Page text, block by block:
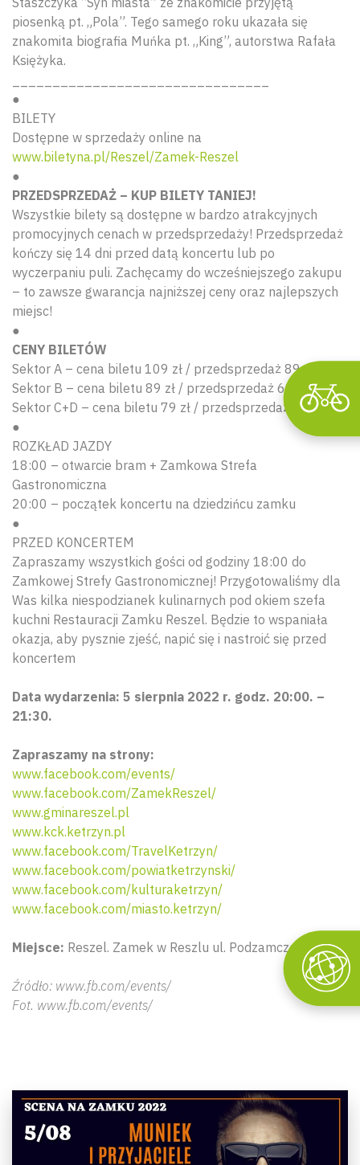
piosenką pt. „Pola”. Tego samego roku ukazała się
znakomita biografia Muńka pt. „King”, autorstwa Rafała
Księżyka.
●
BILETY
Dostępne w sprzedaży online na
www.biletyna.pl/Reszel/Zamek-Reszel
●
PRZEDSPRZEDAŻ – KUP BILETY TANIEJ!
Wszystkie bilety są dostępne w bardzo atrakcyjnych
promocyjnych cenach w przedsprzedaży! Przedsprzedaż
kończy się 14 dni przed datą koncertu lub po
wyczerpaniu puli. Zachęcamy do wcześniejszego zakupu
– to zawsze gwarancja najniższej ceny oraz najlepszych
miejsc!
●
CENY BILETÓW
Sektor A – cena biletu 109 zł / przedsprzedaż 89 zł
Sektor B – cena biletu 89 zł / przedsprzedaż 69 zł
Sektor C+D – cena biletu 79 zł / przedsprzedaż 59 zł
●
ROZKŁAD JAZDY
18:00 – otwarcie bram + Zamkowa Strefa
Gastronomiczna
20:00 – początek koncertu na dziedzińcu zamku
●
PRZED KONCERTEM
Zapraszamy wszystkich gości od godziny 18:00 do
Zamkowej Strefy Gastronomicznej! Przygotowaliśmy dla
Was kilka niespodzianek kulinarnych pod okiem szefa
kuchni Restauracji Zamku Reszel. Będzie to wspaniała
okazja, aby pysznie zjeść, napić się i nastroić się przed
koncertem
Data wydarzenia: 5 sierpnia 2022 r. godz. 20:00. –
21:30.
Zapraszamy na strony:
www.facebook.com/events/
www.facebook.com/ZamekReszel/
www.gminareszel.pl
www.kck.ketrzyn.pl
www.facebook.com/TravelKetrzyn/
www.facebook.com/powiatketrzynski/
www.facebook.com/kulturaketrzyn/
www.facebook.com/miasto.ketrzyn/
Miejsce: Reszel. Zamek w Reszlu ul. Podzamcze 3.
Źródło: www.fb.com/events/
Fot. www.fb.com/events/